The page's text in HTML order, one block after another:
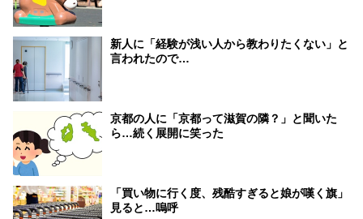
新人に「経験が浅い人から教わりたくない」と
言われたので…
京都の人に「京都って滋賀の隣？」と聞いた
ら…続く展開に笑った
「買い物に行く度、残酷すぎると娘が嘆く旗」
見ると…嗚呼